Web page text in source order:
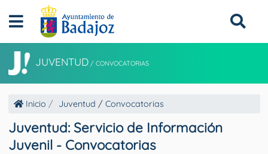
JUVENTUD / CONVOCATORIAS
Inicio Juventud / Convocatorias
Juventud: Servicio de Información
Juvenil - Convocatorias